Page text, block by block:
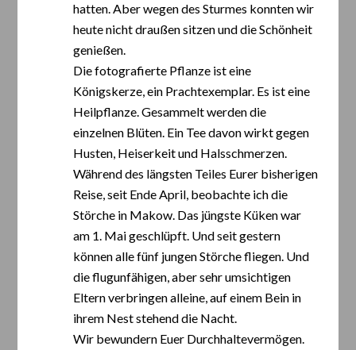
hatten. Aber wegen des Sturmes konnten wir
heute nicht draußen sitzen und die Schönheit
genießen.
Die fotografierte Pflanze ist eine
Königskerze, ein Prachtexemplar. Es ist eine
Heilpflanze. Gesammelt werden die
einzelnen Blüten. Ein Tee davon wirkt gegen
Husten, Heiserkeit und Halsschmerzen.
Während des längsten Teiles Eurer bisherigen
Reise, seit Ende April, beobachte ich die
Störche in Makow. Das jüngste Küken war
am 1. Mai geschlüpft. Und seit gestern
können alle fünf jungen Störche fliegen. Und
die flugunfähigen, aber sehr umsichtigen
Eltern verbringen alleine, auf einem Bein in
ihrem Nest stehend die Nacht.
Wir bewundern Euer Durchhaltevermögen.